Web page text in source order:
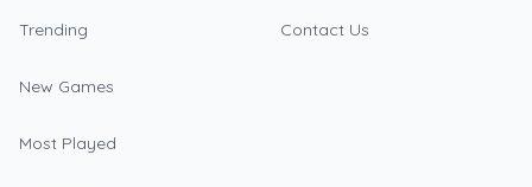
Trending
New Games
Most Played
Contact Us